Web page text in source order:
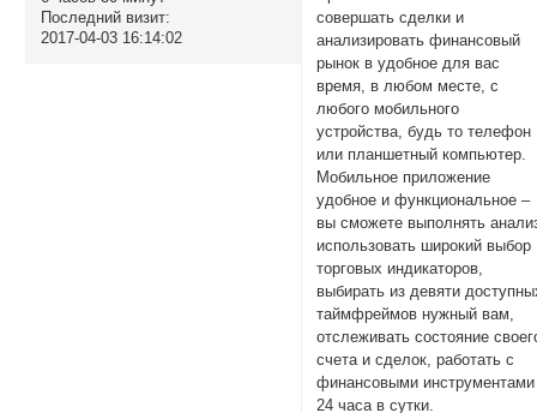
Последний визит:
2017-04-03 16:14:02
совершать сделки и
анализировать финансовый
рынок в удобное для вас
время, в любом месте, с
любого мобильного
устройства, будь то телефон
или планшетный компьютер.
Мобильное приложение
удобное и функциональное –
вы сможете выполнять
использовать широкий выбор
торговых индикаторов,
выбирать из девяти
таймфреймов нужный вам,
отслеживать состояние
счета и сделок, работать с
финансовыми инструментами
24 часа в сутки.